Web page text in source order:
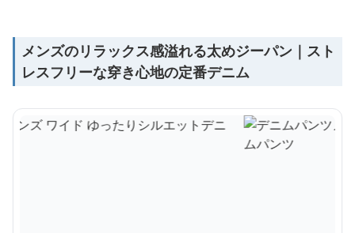
メンズのリラックス感溢れる太めジーパン｜スト
レスフリーな穿き心地の定番デニム